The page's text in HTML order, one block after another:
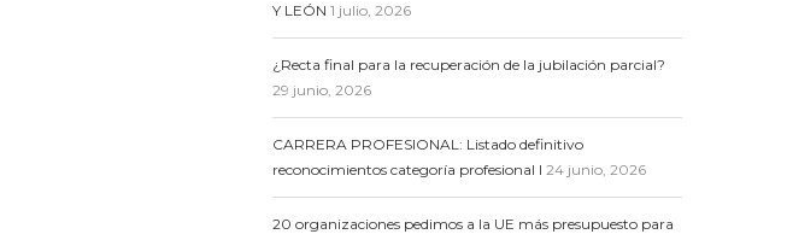
Y LEÓN 1 julio, 2026
¿Recta final para la recuperación de la jubilación parcial?
29 junio, 2026
CARRERA PROFESIONAL: Listado definitivo
reconocimientos categoría profesional I 24 junio, 2026
20 organizaciones pedimos a la UE más presupuesto para